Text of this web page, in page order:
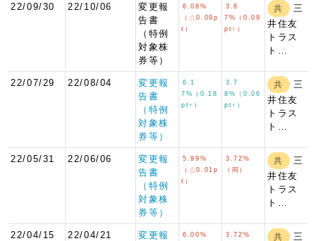
22/09/30 22/10/06
変更報
告書
（特例
対象株
券等）
6.08%
（△0.09p
t）
3.8
7%（0.09
pt↑）
共
三
井住友
トラス
ト…
22/07/29 22/08/04
変更報
告書
（特例
対象株
券等）
6.1
7%（0.18
pt↑）
3.7
8%（0.06
pt↑）
共
三
井住友
トラス
ト…
22/05/31 22/06/06
変更報
告書
（特例
対象株
券等）
5.99%
（△0.01p
t）
3.72%
（同）
共
三
井住友
トラス
ト…
22/04/15 22/04/21
変更報
6.00%
3.72%
共
三